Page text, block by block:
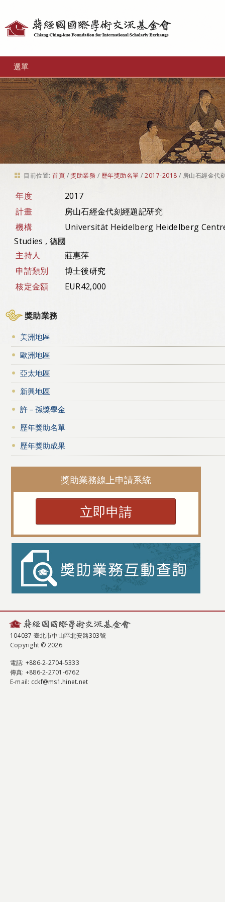
選單
目前位置: 首頁 /獎助業務 / 歷年獎助名單 /2017-2018 / 房山石經金代
年度
2017
計畫
房山石經金代刻經題記研究
機構
Universität Heidelberg Heidelberg
Studies , 德國
主持人
莊惠萍
申請類別
博士後研究
核定金額
EUR42,000
獎助業務
美洲地區
歐洲地區
亞太地區
新興地區
許－孫獎學金
歷年獎助名單
歷年獎助成果
獎助業務線上申請系統
立即申請
104037 臺北市中山區北安路303號
Copyright © 2026
電話: +886-2-2704-5333
傳真: +886-2-2701-6762
E-mail: cckf@ms1.hinet.net